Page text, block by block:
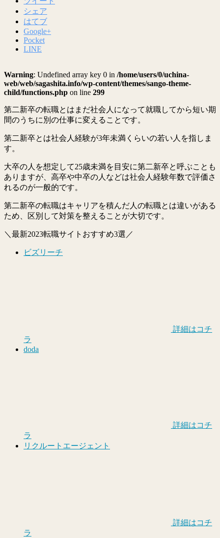
シェア
はてブ
Google+
Pocket
LINE
Warning: Undefined array key 0 in /home/users/0/uchina-
web/web/sagashita.info/wp-content/themes/sango-theme-
child/functions.php on line 299
第二新卒の転職とはまだ社会人になって就職してから短い期
間のうちに別の仕事に変えることです。
第二新卒とは社会人経験が3年未満くらいの若い人を指しま
す。
大卒の人を想定して25歳未満を目安に第二新卒と呼ぶことも
ありますが、高卒や中卒の人などは社会人経験年数で評価さ
れるのが一般的です。
第二新卒の転職はキャリアを積んだ人の転職とは違いがある
ため、区別して対策を整えることが大切です。
＼最新2023転職サイトおすすめ3選／
ビズリーチ
詳細はコチ
ラ
doda
詳細はコチ
ラ
リクルートエージェント
詳細はコチ
ラ